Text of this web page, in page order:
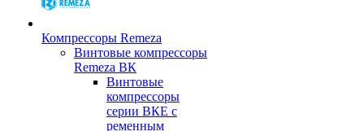
Компрессоры Remeza
Винтовые компрессоры
Remeza ВК
Винтовые
компрессоры
серии ВКЕ с
ременным